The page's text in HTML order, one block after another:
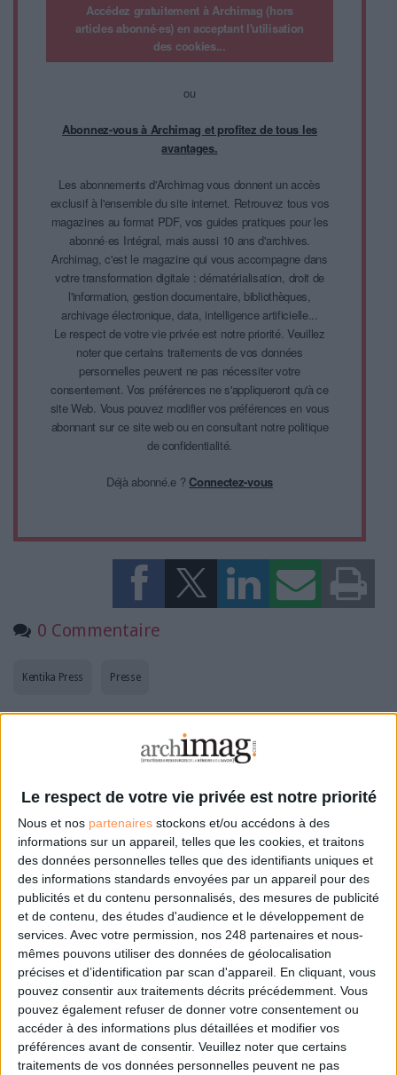
Le respect de votre vie privée est notre priorité
Nous et nos partenaires stockons et/ou accédons à des
informations sur un appareil, telles que les cookies, et traitons
des données personnelles telles que des identifiants uniques et
des informations standards envoyées par un appareil pour des
publicités et du contenu personnalisés, des mesures de publicité
et de contenu, des études d'audience et le développement de
services. Avec votre permission, nos 248 partenaires et nous-
mêmes pouvons utiliser des données de géolocalisation
précises et d’identification par scan d'appareil. En cliquant, vous
pouvez consentir aux traitements décrits précédemment. Vous
pouvez également refuser de donner votre consentement ou
accéder à des informations plus détaillées et modifier vos
préférences avant de consentir. Veuillez noter que certains
traitements de vos données personnelles peuvent ne pas
Accédez gratuitement à Archimag (hors
articles abonné·es) en acceptant l'utilisation
des cookies...
ou
Abonnez-vous à Archimag et profitez de tous les
avantages.
Les abonnements d'Archimag vous donnent un accès
exclusif à l'ensemble du site internet. Retrouvez tous vos
magazines au format PDF, vos guides pratiques pour les
abonné·es Intégral, mais aussi 10 ans d'archives.
Archimag, c'est le magazine qui vous accompagne dans
votre transformation digitale : dématérialisation, droit de
l'information, gestion documentaire, bibliothèques,
archivage électronique, data, intelligence artificielle...
Le respect de votre vie privée est notre priorité. Veuillez
noter que certains traitements de vos données
personnelles peuvent ne pas nécessiter votre
consentement. Vos préférences ne s'appliqueront qu'à ce
site Web. Vous pouvez modifier vos préférences en vous
abonnant sur ce site web ou en consultant notre politique
de confidentialité.
Déjà abonné.e ?Connectez-vous
0 Commentaire
Presse
Kentika Press
Connectez-vousouinscrivez-vouspour publier un commentaire
À LIRE SUR ARCHIMAG
VeilleLabs 2026 : ce que l’IA change vraiment pour
la veille stratégique
Google déploie AI Overview en France et engage un
bras de fer avec les éditeurs de presse